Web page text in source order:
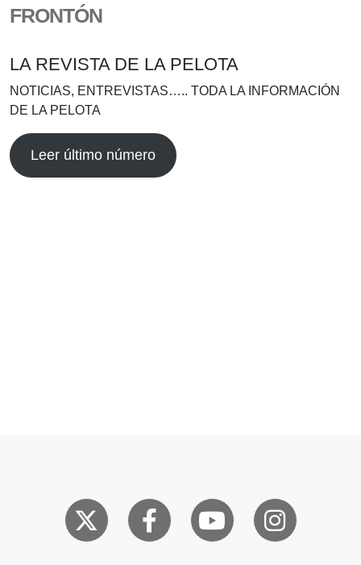
FRONTÓN
LA REVISTA DE LA PELOTA
NOTICIAS, ENTREVISTAS….. TODA LA INFORMACIÓN
DE LA PELOTA
Leer último número